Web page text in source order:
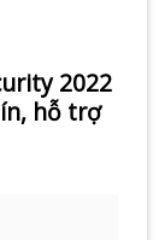
2022
hỗ trợ